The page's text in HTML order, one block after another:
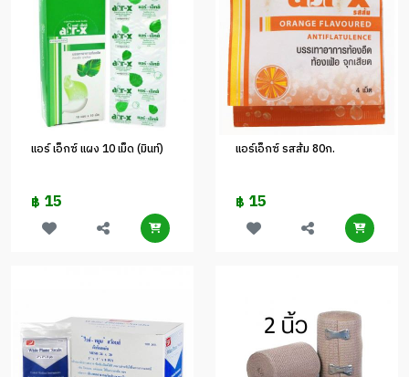
แอร์ เอ็กซ์ แผง 10 เม็ด (มินท์)
฿ 15
แอร์เอ็กซ์ รสส้ม 80ก.
฿ 15